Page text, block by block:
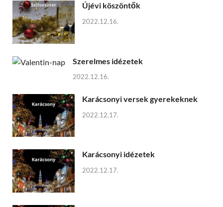
Újévi köszöntők
2022.12.16.
Szerelmes idézetek
2022.12.16.
Karácsonyi versek gyerekeknek
2022.12.17.
Karácsonyi idézetek
2022.12.17.